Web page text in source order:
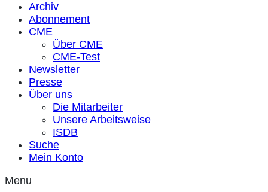
Archiv
Abonnement
CME
Über CME
CME-Test
Newsletter
Presse
Über uns
Die Mitarbeiter
Unsere Arbeitsweise
ISDB
Suche
Mein Konto
Menu